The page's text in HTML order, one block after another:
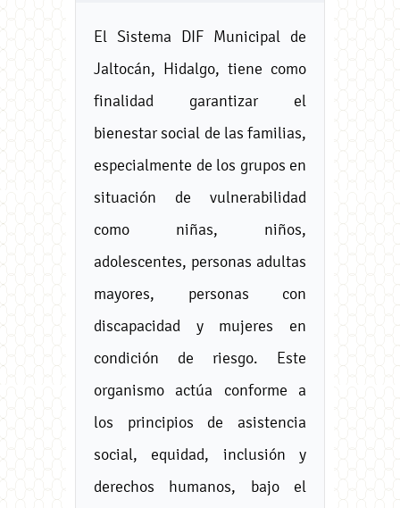
El Sistema DIF Municipal de
Jaltocán, Hidalgo, tiene como
finalidad garantizar el
bienestar social de las familias,
especialmente de los grupos en
situación de vulnerabilidad
como niñas, niños,
adolescentes, personas adultas
mayores, personas con
discapacidad y mujeres en
condición de riesgo. Este
organismo actúa conforme a
los principios de asistencia
social, equidad, inclusión y
derechos humanos, bajo el